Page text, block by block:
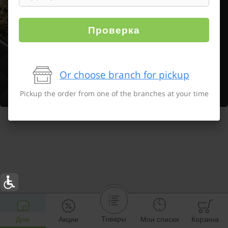
Дом Акции Товары Мои списки Корзина
Проверка
Or choose branch for pickup
Pickup the order from one of the branches at your time